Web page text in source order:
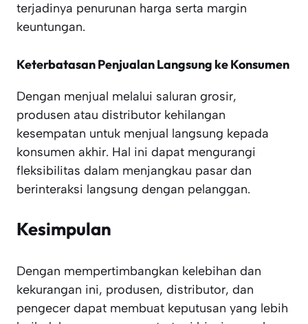
terjadinya penurunan harga serta margin
keuntungan.
Keterbatasan Penjualan Langsung ke Konsumen
Dengan menjual melalui saluran grosir,
produsen atau distributor kehilangan
kesempatan untuk menjual langsung kepada
konsumen akhir. Hal ini dapat mengurangi
fleksibilitas dalam menjangkau pasar dan
berinteraksi langsung dengan pelanggan.
Kesimpulan
Dengan mempertimbangkan kelebihan dan
kekurangan ini, produsen, distributor, dan
pengecer dapat membuat keputusan yang lebih